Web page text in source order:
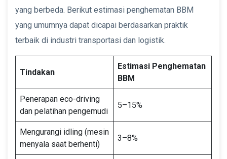
yang berbeda. Berikut estimasi penghematan BBM
yang umumnya dapat dicapai berdasarkan praktik
terbaik di industri transportasi dan logistik.
Tindakan
Estimasi Penghematan
BBM
Penerapan eco-driving
dan pelatihan pengemudi
5–15%
Mengurangi idling (mesin
menyala saat berhenti)
3–8%